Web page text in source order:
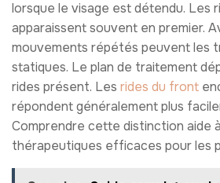
lorsque le visage est détendu. Les
apparaissent souvent en premier.
mouvements répétés peuvent les
statiques. Le plan de traitement
rides présent. Les rides du front
répondent généralement plus
Comprendre cette distinction aide
thérapeutiques efficaces pour les